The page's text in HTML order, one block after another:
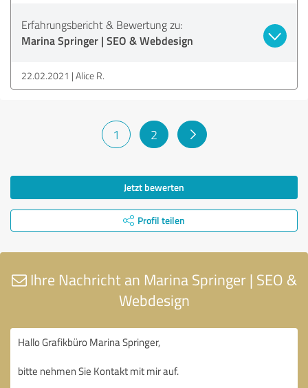
Erfahrungsbericht & Bewertung zu:
Marina Springer | SEO & Webdesign
22.02.2021 Alice R.
1 2
Jetzt bewerten
Profil teilen
Ihre Nachricht an Marina Springer | SEO &
Webdesign